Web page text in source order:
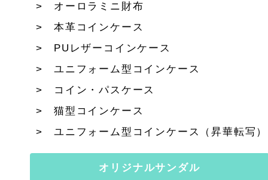
オーロラミニ財布
本革コインケース
PUレザーコインケース
ユニフォーム型コインケース
コイン・パスケース
猫型コインケース
ユニフォーム型コインケース（昇華転写）
オリジナルサンダル